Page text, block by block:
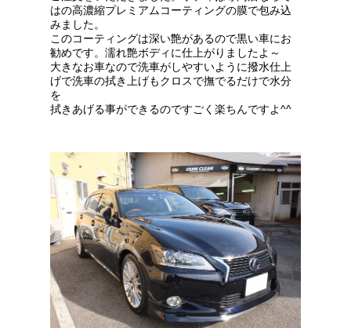
はの高濃縮プレミアムコーティングの膜で包み込
みました。
このコーティングは深い艶があるので黒い車にお
勧めです。濡れ艶ボディに仕上がりましたよ～
大きなお車なので洗車がしやすいように撥水仕上
げで洗車の拭き上げもクロスで撫でるだけで水分
を
拭きあげる事ができるのですごく楽ちんですよ^^